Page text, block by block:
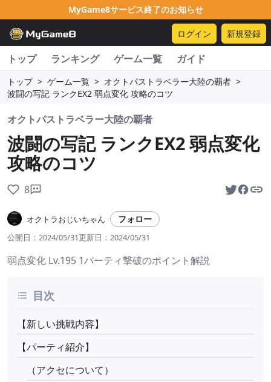
MyGame8サービス終了のお知らせ
ログイン 新規登録
トップ ランキング ゲーム一覧 ガイド
トップ > ゲーム一覧 > オクトパストラベラー大陸の覇者 >
波闘の写記 ランクEX2 弱点変化 攻略のコツ
オクトパストラベラー大陸の覇者
波闘の写記 ランクEX2 弱点変化
攻略のコツ
8
オクトラおじいちゃん フォロー
公開日： 2024/05/31更新日： 2024/05/31
弱点変化 Lv.195 1パーティ撃破のポイント解説
目次
【新しい挑戦内容】
【パーティ紹介】
（アクセについて）